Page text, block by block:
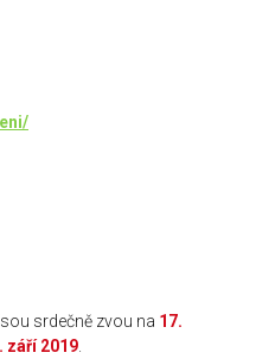
srdečně zvou na 17.
září 2019